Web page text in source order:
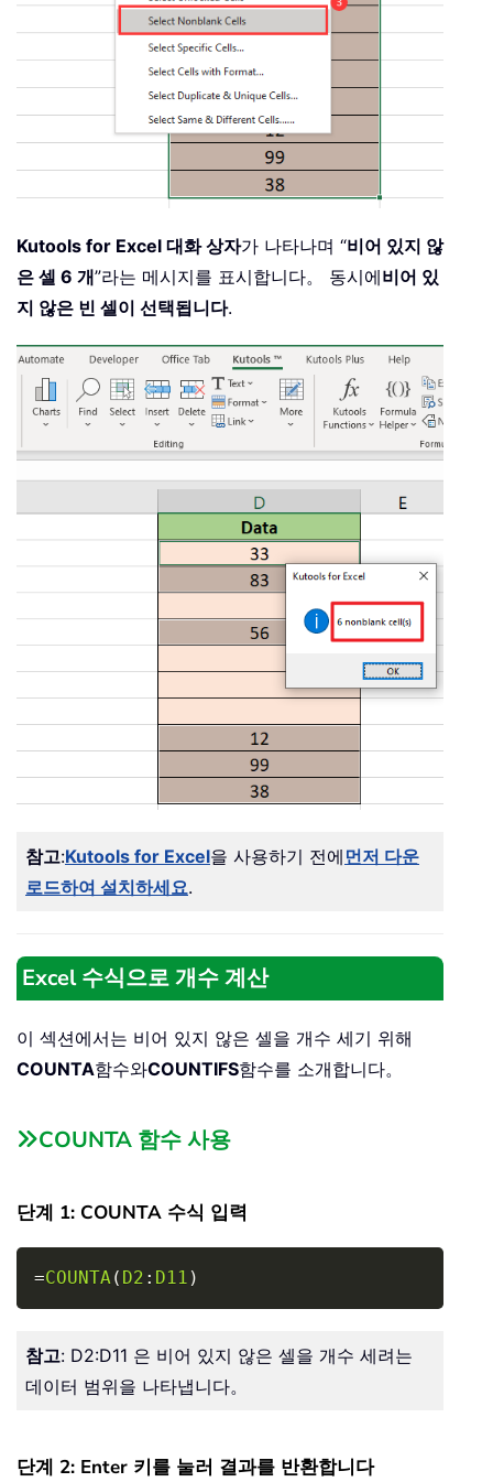
Kutools for Excel 대화 상자가 나타나며 “비어 있지 않
은 셀 6 개”라는 메시지를 표시합니다。 동시에비어 있
지 않은 빈 셀이 선택됩니다.
참고:Kutools for Excel을 사용하기 전에 먼저 다운
로드하여 설치하세요.
Excel 수식으로 개수 계산
이 섹션에서는 비어 있지 않은 셀을 개수 세기 위해
COUNTA함수와COUNTIFS함수를 소개합니다。
COUNTA 함수 사용
단계 1: COUNTA 수식 입력
=COUNTA( D2 : D11 )
참고: D2:D11 은 비어 있지 않은 셀을 개수 세려는
데이터 범위을 나타냅니다。
단계 2: Enter 키를 눌러 결과를 반환합니다